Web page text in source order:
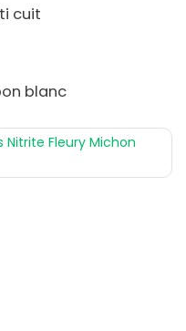
cuit
blanc
Nitrite Fleury Michon